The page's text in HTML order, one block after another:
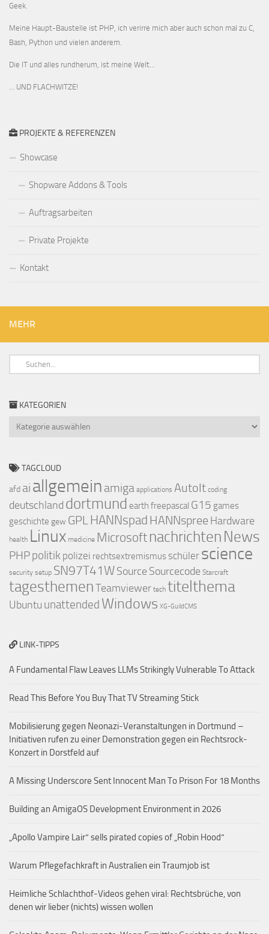
Geek.
Meine Haupt-Baustelle ist PHP, ich verirre mich aber auch schon mal zu C,
Bash, Python und vielen anderem.
Die IT und alles rundherum, ist meine Welt...
… UND FLACHWITZE!
PROJEKTE & REFERENZEN
Showcase
Shopware Addons & Tools
Auftragsarbeiten
Private Projekte
Kontakt
MEHR
KATEGORIEN
TAGCLOUD
afd ai allgemein amiga applications AutoIt coding
deutschland dortmund earth freepascal G15 games
geschichte gew GPL HANNspad HANNspree Hardware
health Linux medicine Microsoft nachrichten News
PHPpolitik polizei rechtsextremismus schüler science
security setup SN97T41WSource Sourcecode Starcraft
tagesthemenTeamviewer tech titelthema
Ubuntu unattended Windows XG-GuildCMS
LINK-TIPPS
A Fundamental Flaw Leaves LLMs Strikingly Vulnerable To Attack
Read This Before You Buy That TV Streaming Stick
Mobilisierung gegen Neonazi-Veranstaltungen in Dortmund –
Initiativen rufen zu einer Demonstration gegen ein Rechtsrock-
Konzert in Dorstfeld auf
A Missing Underscore Sent Innocent Man To Prison For 18 Months
Building an AmigaOS Development Environment in 2026
„Apollo Vampire Lair“ sells pirated copies of „Robin Hood“
Warum Pflegefachkraft in Australien ein Traumjob ist
Heimliche Schlachthof-Videos gehen viral: Rechtsbrüche, von
denen wir lieber (nichts) wissen wollen